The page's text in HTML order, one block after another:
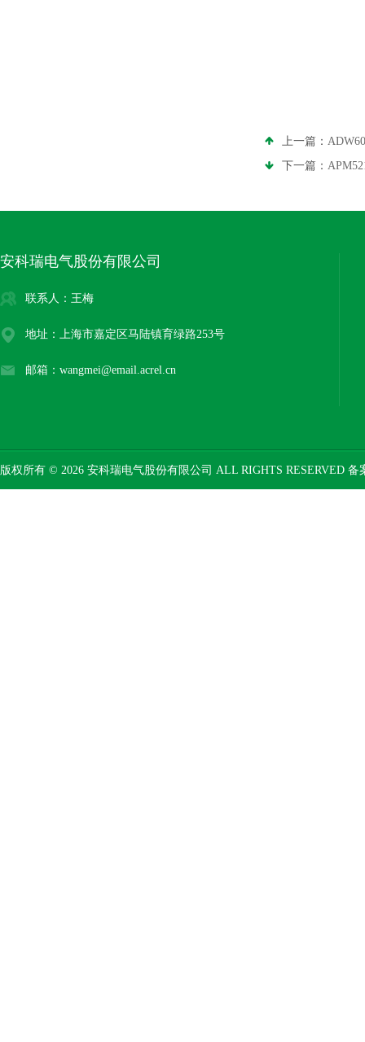
上一篇：
下一篇：
安科瑞电气股份有限公司
联系人：王梅
地址：上海市嘉定区马陆镇育绿路253号
邮箱：wangmei@email.acrel.cn
版权所有 © 2026 安科瑞电气股份有限公司 ALL RIGHTS RESERVED 备